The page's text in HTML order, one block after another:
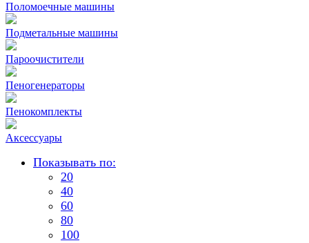
Поломоечные машины
Подметальные машины
Пароочистители
Пеногенераторы
Пенокомплекты
Аксессуары
Показывать по:
20
40
60
80
100